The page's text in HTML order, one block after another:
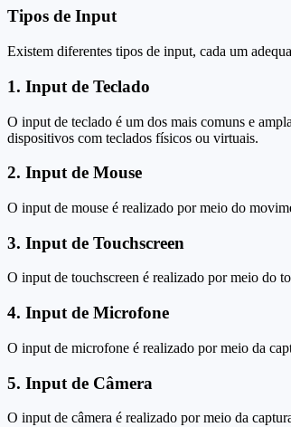
Tipos de Input
Existem diferentes tipos de input, cada um
1. Input de Teclado
O input de teclado é um dos mais comuns e
dispositivos com teclados físicos ou virtuais.
2. Input de Mouse
O input de mouse é realizado por meio do
3. Input de Touchscreen
O input de touchscreen é realizado por meio do
4. Input de Microfone
O input de microfone é realizado por meio da
5. Input de Câmera
O input de câmera é realizado por meio da